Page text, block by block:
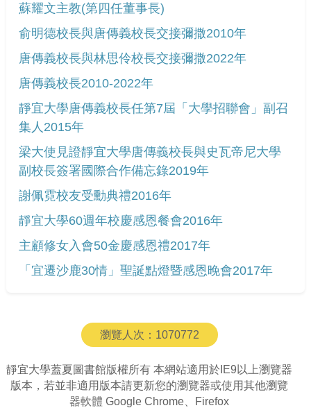
蘇耀文主教(第四任董事長)
俞明德校長與唐傳義校長交接彌撒2010年
唐傳義校長與林思伶校長交接彌撒2022年
唐傳義校長2010-2022年
靜宜大學唐傳義校長任第7屆「大學招聯會」副召
集人2015年
梁大使見證靜宜大學唐傳義校長與史瓦帝尼大學
副校長簽署國際合作備忘錄2019年
謝佩霓校友受勳典禮2016年
靜宜大學60週年校慶感恩餐會2016年
主顧修女入會50金慶感恩禮2017年
「宜遷沙鹿30情」聖誕點燈暨感恩晚會2017年
瀏覽人次： 1070772
靜宜大學蓋夏圖書館版權所有 本網站適用於IE9以上瀏覽器
版本，若並非適用版本請更新您的瀏覽器或使用其他瀏覽
器軟體 Google Chrome、Firefox